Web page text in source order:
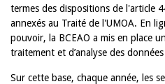
termes des dispositions de l'article
annexés au Traité de l'UMOA. En
pouvoir, la BCEAO a mis en place
traitement et d’analyse des
Sur cette base, chaque année, les